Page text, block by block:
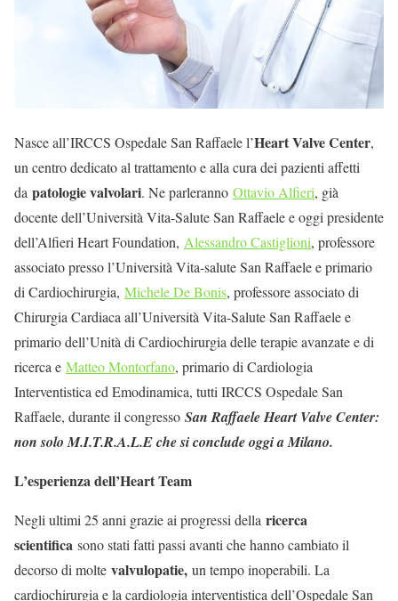
Nasce all’IRCCS Ospedale San Raffaele l’Heart Valve Center,
un centro dedicato al trattamento e alla cura dei pazienti affetti
da patologie valvolari. Ne parleranno Ottavio Alfieri, già
docente dell’Università Vita-Salute San Raffaele e oggi presidente
dell’Alfieri Heart Foundation, Alessandro Castiglioni, professore
associato presso l’Università Vita-salute San Raffaele e primario
di Cardiochirurgia, Michele De Bonis, professore associato di
Chirurgia Cardiaca all’Università Vita-Salute San Raffaele e
primario dell’Unità di Cardiochirurgia delle terapie avanzate e di
ricerca e Matteo Montorfano, primario di Cardiologia
Interventistica ed Emodinamica, tutti IRCCS Ospedale San
Raffaele, durante il congresso San Raffaele Heart Valve Center:
non solo M.I.T.R.A.L.E che si conclude oggi a Milano.
L’esperienza dell’Heart Team
Negli ultimi 25 anni grazie ai progressi della ricerca
scientifica sono stati fatti passi avanti che hanno cambiato il
decorso di molte valvulopatie, un tempo inoperabili. La
cardiochirurgia e la cardiologia interventistica dell’Ospedale San